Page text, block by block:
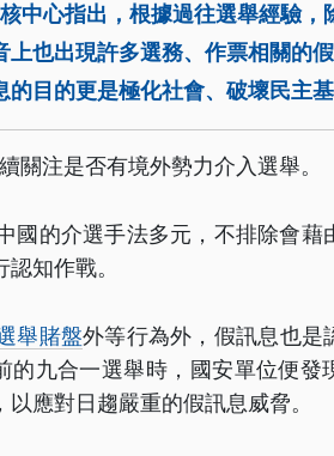
中心指出，根據過往選舉經驗，
也出現許多選務、作票相關的
目的更是極化社會、破壞民主基
關注是否有境外勢力介入選舉。
國的介選手法多元，不排除會藉
知作戰。
舉賭盤外等行為外，假訊息也是
九合一選舉時，國安單位便發
應對日趨嚴重的假訊息威脅。